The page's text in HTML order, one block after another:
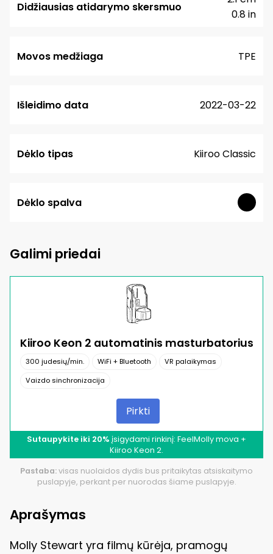
Didžiausias atidarymo skersmuo
0.8 in
Movos medžiaga TPE
Išleidimo data 2022-03-22
Dėklo tipas Kiiroo Classic
Dėklo spalva
Galimi priedai
Kiiroo Keon 2 automatinis masturbatorius
300 judesių/min. WiFi + Bluetooth
VR palaikymas
Vaizdo sinchronizacija
Pirkti
Sutaupykite iki 20% įsigydami rinkinį: FeelMolly mova +
Kiiroo Keon 2.
Pastaba:visas nuolaidos dydis bus pritaikytas atsiskaitymo
puslapyje, perkant per nuorodas šiame puslapyje.
Aprašymas
Molly Stewart yra filmų kūrėja, pramogų